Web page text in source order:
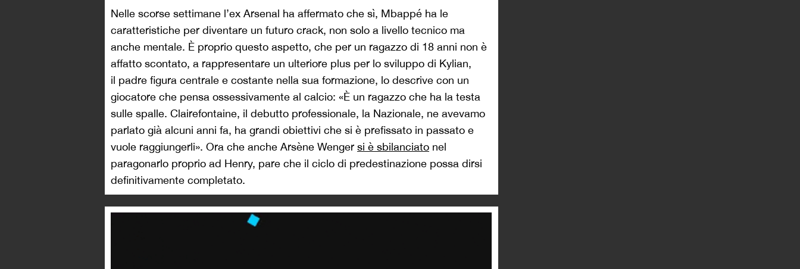
Nelle scorse settimane l’ex Arsenal ha affermato che sì, Mbappé ha le
caratteristiche per diventare un futuro crack, non solo a livello tecnico ma
anche mentale. È proprio questo aspetto, che per un ragazzo di 18 anni non è
affatto scontato, a rappresentare un ulteriore plus per lo sviluppo di Kylian,
il padre figura centrale e costante nella sua formazione, lo descrive con un
giocatore che pensa ossessivamente al calcio: «È un ragazzo che ha la testa
sulle spalle. Clairefontaine, il debutto professionale, la Nazionale, ne avevamo
parlato già alcuni anni fa, ha grandi obiettivi che si è prefissato in passato e
vuole raggiungerli». Ora che anche Arsène Wenger si è sbilanciato nel
paragonarlo proprio ad Henry, pare che il ciclo di predestinazione possa dirsi
definitivamente completato.